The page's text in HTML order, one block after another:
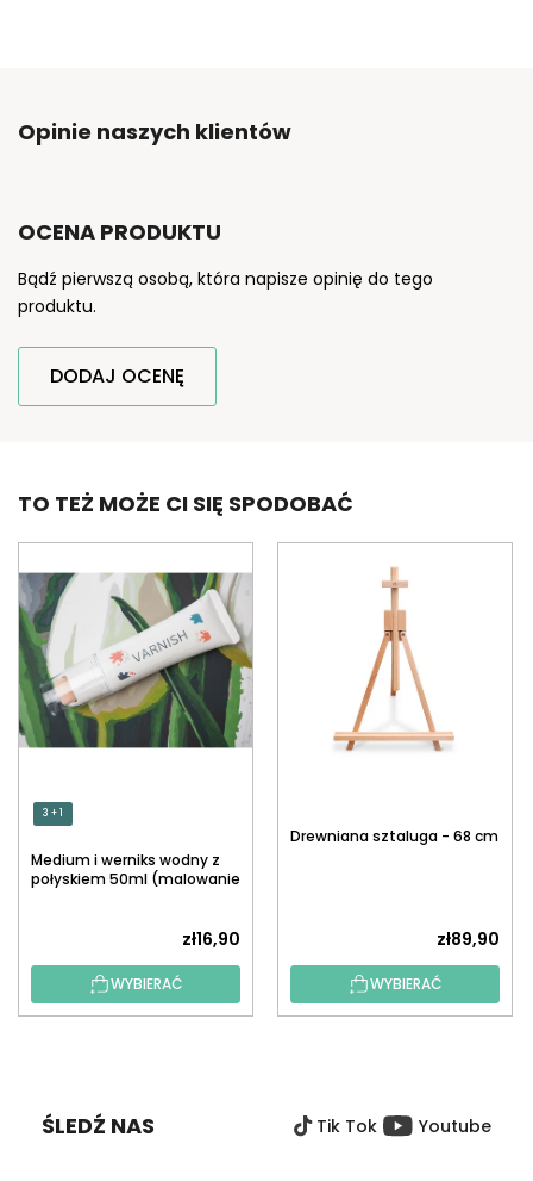
Opinie naszych klientów
OCENA PRODUKTU
Bądź pierwszą osobą, która napisze opinię do tego
produktu.
DODAJ OCENĘ
TO TEŻ MOŻE CI SIĘ SPODOBAĆ
3 + 1
Medium i werniks wodny z
połyskiem 50ml (malowanie
zł16,90
WYBIERAĆ
Drewniana sztaluga - 68 cm
zł89,90
WYBIERAĆ
ŚLEDŹ NAS Tik Tok Youtube